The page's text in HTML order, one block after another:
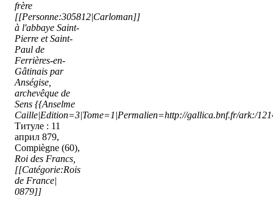
frère
[[Personne:305812|Carloman]]
à l'abbaye Saint-
Pierre et Saint-
Paul de
Ferrières-en-
Gâtinais par
Anségise,
archevêque de
Sens {{Anselme
Caille|Edition=3|Tome=1|Permalien=http://gallica.bnf.fr/ark:/
Титуле : 11
април 879,
Compiègne (60),
Roi des Francs,
[[Catégorie:Rois
de France|
0879]]